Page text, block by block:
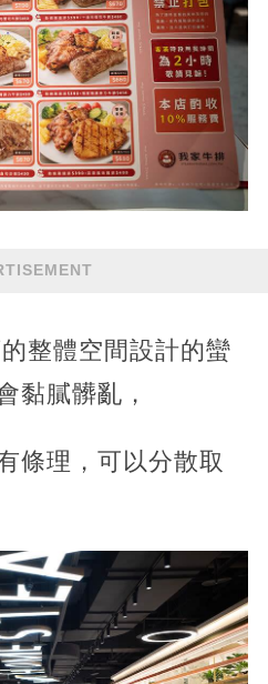
整體空間設計的蠻
黏膩髒亂，
條理，可以分散取